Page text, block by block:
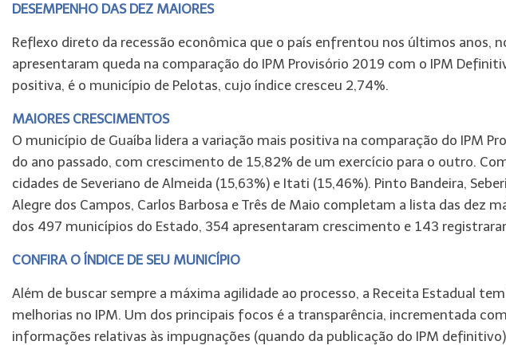
DESEMPENHO DAS DEZ MAIORES
Reflexo direto da recessão econômica que o país enfrentou nos últimos anos,
apresentaram queda na comparação do IPM Provisório 2019 com o IPM
positiva, é o município de Pelotas, cujo índice cresceu 2,74%.
MAIORES CRESCIMENTOS
O município de Guaíba lidera a variação mais positiva na comparação do IPM
do ano passado, com crescimento de 15,82% de um exercício para o outro.
cidades de Severiano de Almeida (15,63%) e Itati (15,46%). Pinto Bandeira,
Alegre dos Campos, Carlos Barbosa e Três de Maio completam a lista das dez
dos 497 municípios do Estado, 354 apresentaram crescimento e 143
CONFIRA O ÍNDICE DE SEU MUNICÍPIO
Além de buscar sempre a máxima agilidade ao processo, a Receita Estadual
melhorias no IPM. Um dos principais focos é a transparência, incrementada
informações relativas às impugnações (quando da publicação do IPM